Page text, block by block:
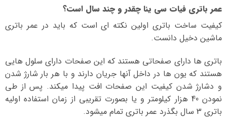
عمر باتری فیات سی ینا چقدر و چند سال است؟
کیفیت ساخت باتری اولین نکته ای است که باید در عمر باتری
ماشین دخیل دانست.
باتری ها دارای صفحاتی هستند که این صفحات دارای سلول هایی
هستند که یون ها در داخل آنها جریان دارند و با هر بار شارژ شدن
و دشارژ شدن کیفیت این صفحات افت پیدا میکند. پس از طی
نمودن 40 هزار کیلومتر و یا بصورت تقریبی از زمان استفاده اولیه
باتری 3 سال بگذرد عمر باتری تمام میشود.